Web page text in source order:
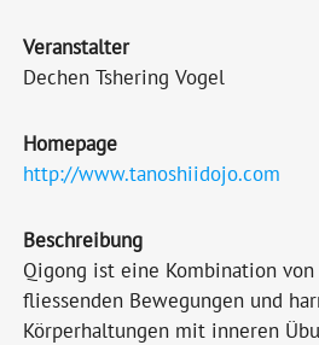
Veranstalter
Dechen Tshering Vogel
Homepage
http://www.tanoshiidojo.com
Beschreibung
Qigong ist eine Kombination von
fliessenden Bewegungen und
Körperhaltungen mit inneren